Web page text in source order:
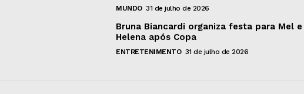
MUNDO 31 de julho de 2026
Bruna Biancardi organiza festa para Mel e
Helena após Copa
ENTRETENIMENTO 31 de julho de 2026